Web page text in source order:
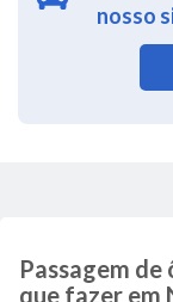
nosso
Passagem de
que fazer em